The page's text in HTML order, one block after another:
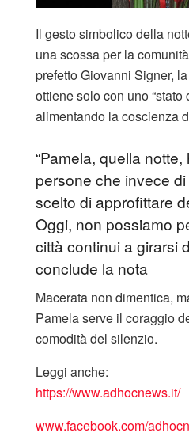
Il gesto simbolico della
una scossa per la
prefetto Giovanni Signer,
ottiene solo con uno “stato
alimentando la coscienza
“Pamela, quella
persone che invece
scelto di approfittare
Oggi, non possiamo
città continui a girarsi
conclude la nota
Macerata non dimentica,
Pamela serve il coraggio
comodità del silenzio.
Leggi anche:
https://www.adhocnews.it/
www.facebook.com/